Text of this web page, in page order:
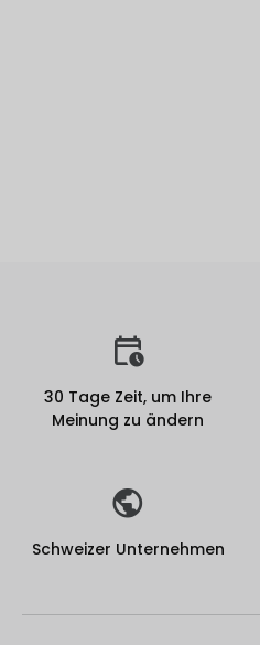
30 Tage Zeit, um Ihre
Meinung zu ändern
Schweizer Unternehmen